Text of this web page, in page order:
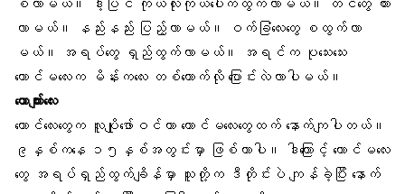
လာမယ်။ နည်းနည်း ပြည့်လာမယ်။ ဝက်ခြံလေးတွေ စထွက်လာ
မယ်။ အရပ်တွေ ရှည်ထွက်လာမယ်။ အရင်က ပုသေးသေး
ကောင်မလေးက မိန်းကလေး တစ်ယောက်လို ပြောင်းလဲလာပါမယ်။
ယောကျာ်းလေး
ကောင်လေးတွေက လူပျိုဖော်ဝင် တာ ကောင်မလေးတွေထက် နောက်ကျပါတယ်။
၉နှစ်ကနေ ၁၅နှစ်အတွင်းမှာ ဖြစ်တာပါ။ ဒါကြောင့် ကောင်မလေး
တွေ အရပ်ရှည်ထွက်ချိန်မှာ သူတို့က ဒီတိုင်းပဲ ကျန်ခဲ့ပြီး နောက်